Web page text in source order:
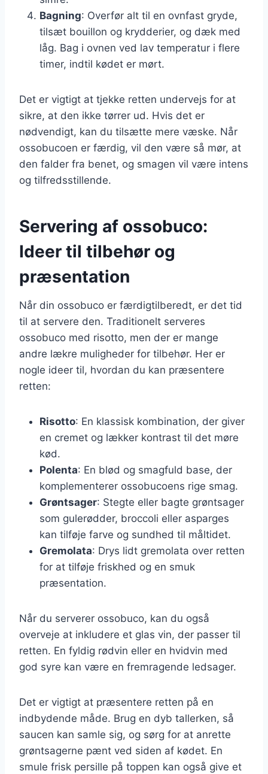
Bagning: Overfør alt til en ovnfast gryde,
tilsæt bouillon og krydderier, og dæk med
låg. Bag i ovnen ved lav temperatur i flere
timer, indtil kødet er mørt.
Det er vigtigt at tjekke retten undervejs for at
sikre, at den ikke tørrer ud. Hvis det er
nødvendigt, kan du tilsætte mere væske. Når
ossobucoen er færdig, vil den være så mør, at
den falder fra benet, og smagen vil være intens
og tilfredsstillende.
Servering af ossobuco:
Ideer til tilbehør og
præsentation
Når din ossobuco er færdigtilberedt, er det tid
til at servere den. Traditionelt serveres
ossobuco med risotto, men der er mange
andre lækre muligheder for tilbehør. Her er
nogle ideer til, hvordan du kan præsentere
retten:
Risotto: En klassisk kombination, der giver
en cremet og lækker kontrast til det møre
kød.
Polenta: En blød og smagfuld base, der
komplementerer ossobucoens rige smag.
Grøntsager: Stegte eller bagte grøntsager
som gulerødder, broccoli eller asparges
kan tilføje farve og sundhed til måltidet.
Gremolata: Drys lidt gremolata over retten
for at tilføje friskhed og en smuk
præsentation.
Når du serverer ossobuco, kan du også
overveje at inkludere et glas vin, der passer til
retten. En fyldig rødvin eller en hvidvin med
god syre kan være en fremragende ledsager.
Det er vigtigt at præsentere retten på en
indbydende måde. Brug en dyb tallerken, så
saucen kan samle sig, og sørg for at anrette
grøntsagerne pænt ved siden af kødet. En
smule frisk persille på toppen kan også give et